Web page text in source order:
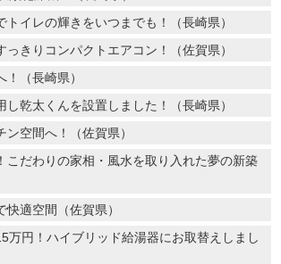
トイレの輝きをいつまでも！（長崎県）
っきりコンパクトエアコン！（佐賀県）
（長崎県）
し乾太くんを設置しました！（長崎県）
空間へ！（佐賀県）
こだわりの家相・風水を取り入れた夢の新築
適空間（佐賀県）
万円！ハイブリッド給湯器にお取替えしまし